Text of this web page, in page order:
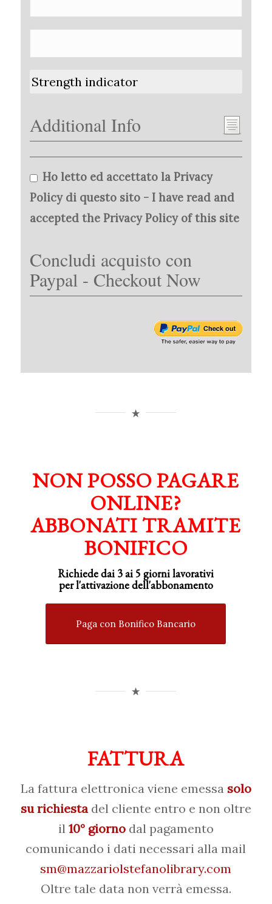
Strength indicator
Additional Info
Ho letto ed accettato la Privacy
Policy di questo sito - I have read and
accepted the Privacy Policy of this site
Concludi acquisto con
Paypal - Checkout Now
NON POSSO PAGARE
ONLINE?
ABBONATI TRAMITE
BONIFICO
Richiede dai 3 ai 5 giorni lavorativi
perl'attivazionedell'abbonamento
Paga con Bonifico Bancario
FATTURA
La fattura elettronica viene emessasolo
su richiestadel cliente entro e non oltre
il 10° giornodal pagamento
comunicando i dati necessari alla mail
sm@mazzariolstefanolibrary.com
Oltre tale data non verrà emessa.